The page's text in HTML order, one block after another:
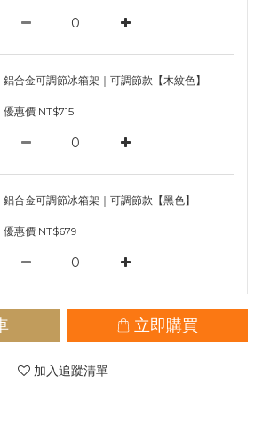
鋁合金可調節冰箱架｜可調節款【木紋色】
優惠價 NT$715
鋁合金可調節冰箱架｜可調節款【黑色】
優惠價 NT$679
立即購買
加入追蹤清單